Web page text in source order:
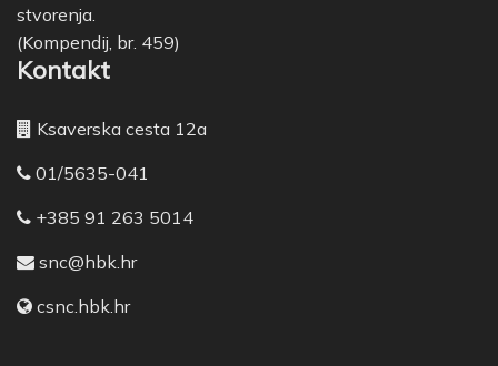
stvorenja.
(Kompendij, br. 459)
Kontakt
Ksaverska cesta 12a
01/5635-041
+385 91 263 5014
snc@hbk.hr
csnc.hbk.hr